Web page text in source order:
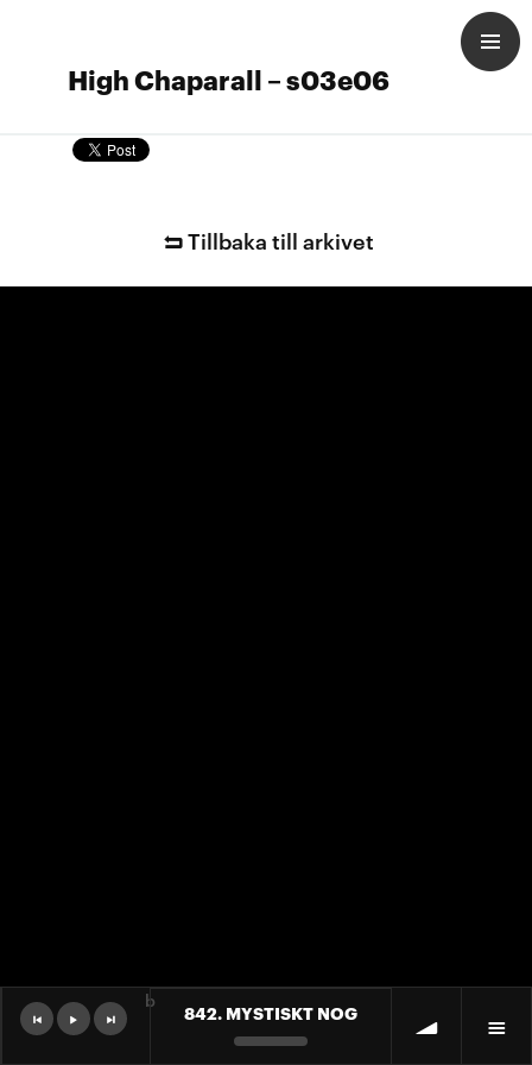
High Chaparall – s03e06
Tillbaka till arkivet
842. MYSTISKT NOG
b